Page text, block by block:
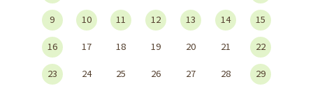
9 10 11 12 13 14 15
16 17 18 19 20 21 22
23 24 25 26 27 28 29